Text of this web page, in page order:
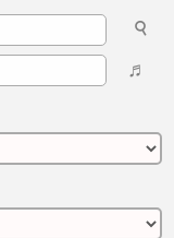
Arrigo Boito - «Ballada with wistling - I am that spirit» из оперы «Mefistofele», Adamo Didur - вокал, shellac Fonotipia Milano No. 92226. 1908,
☌
♬